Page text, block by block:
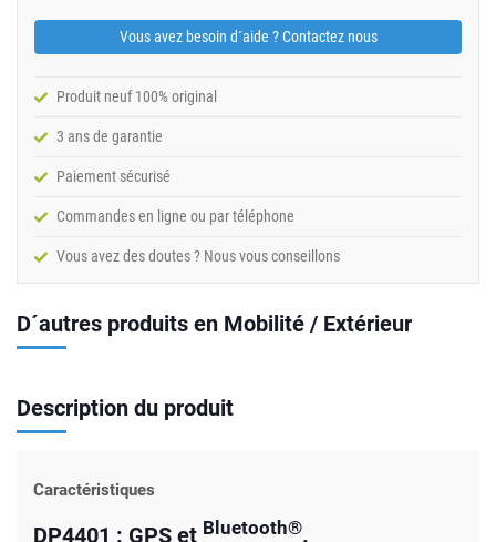
Vous avez besoin d´aide ? Contactez nous
Produit neuf 100% original
3 ans de garantie
Paiement sécurisé
Commandes en ligne ou par téléphone
Vous avez des doutes ? Nous vous conseillons
D´autres produits en Mobilité / Extérieur
Description du produit
Caractéristiques
DP4401 : GPS et Bluetooth®.